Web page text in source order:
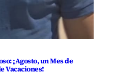
¡Agosto, un Mes de
Vacaciones!